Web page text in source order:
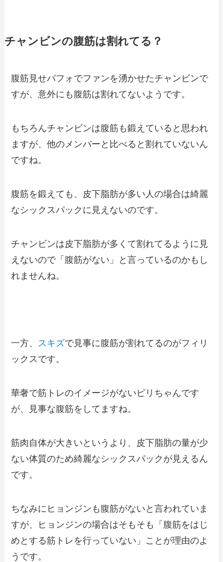
チャンビンの腹筋は割れてる？
腹筋見せパフォでファンを湧かせたチャンビンで
すが、意外にも腹筋は割れてないようです。
もちろんチャンビンは腹筋も鍛えていると思われ
ますが、他のメンバーと比べると割れていないん
ですね。
腹筋を鍛えても、皮下脂肪が多い人の場合は綺麗
なシックスパックに見えないのです。
チャンビンは皮下脂肪が多くて割れてるように見
えないので「腹筋がない」と言っているのかもし
れませんね。
一方、 スキズで見事に腹筋が割れてるのがフィリ
ックスです。
華奢で筋トレのイメージがないピリちゃんです
が、見事な腹筋をしてますね。
筋肉自体が大きいというより、皮下脂肪の量が少
ない体質のため綺麗なシックスパックが見えるん
です。
ちなみにヒョンジンも腹筋がないと言われていま
すが、ヒョンジンの場合はそもそも「腹筋をはじ
めとする筋トレを行っていない」ことが理由のよ
うです。